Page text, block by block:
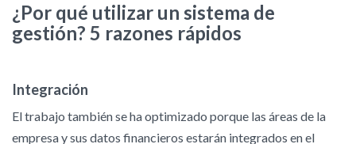
¿Por qué utilizar un sistema de
gestión? 5 razones rápidos
Integración
El trabajo también se ha optimizado porque las áreas de la
empresa y sus datos financieros estarán integrados en el